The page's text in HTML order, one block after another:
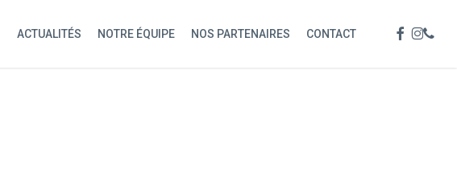
ACTUALITÉS NOTRE ÉQUIPE NOS PARTENAIRES CONTACT FACEBOOK